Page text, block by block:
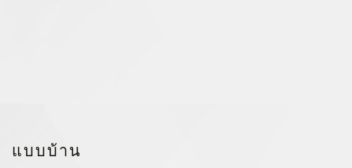
แบบบ้าน